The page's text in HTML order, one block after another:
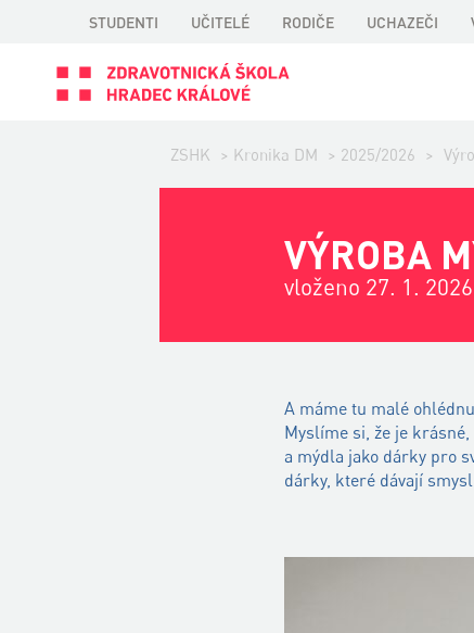
STUDENTI UČITELÉ RODIČE UCHAZEČI
ZSHK > Kronika DM > 2025/2026 >
VÝROBA
vloženo 27. 1. 2026
A máme tu malé
Myslíme si, že je
a mýdla jako dárky pro
dárky, které dávají